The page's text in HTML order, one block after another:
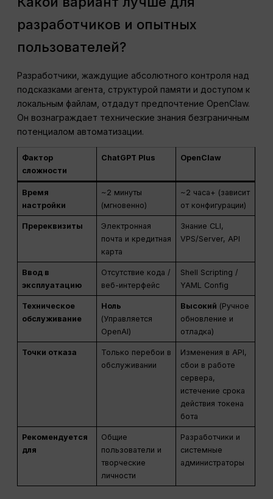
разработчиков и опытных
пользователей?
Разработчики, жаждущие абсолютного контроля над
подсказками агента, структурой памяти и доступом к
локальным файлам, отдадут предпочтение OpenClaw.
Он вознаграждает технические знания безграничным
потенциалом автоматизации.
Фактор
сложности
ChatGPT Plus OpenClaw
Время
настройки
~2 минуты
(мгновенно)
~2 часа+ (зависит
от конфигурации)
Пререквизиты
Электронная
почта и кредитная
карта
Знание CLI,
VPS/Server, API
Ввод в
эксплуатацию
Отсутствие кода /
веб-интерфейс
Shell Scripting /
YAML Config
Техническое
обслуживание
Ноль
(Управляется
OpenAI)
Высокий (Ручное
обновление и
отладка)
Точки отказа
Только перебои в
обслуживании
Изменения в API,
сбои в работе
сервера,
истечение срока
действия токена
бота
Рекомендуется
для
Общие
пользователи и
творческие
личности
Разработчики и
системные
администраторы